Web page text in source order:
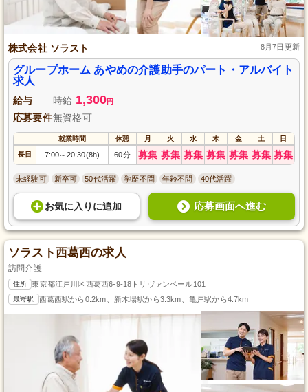
株式会社 ソラスト 8月7日更新
グループホーム あやめの介護助手のパート・アルバイト
求人
給与 時給 1,300円
応募要件無資格可
就業時間 休憩 月 火 水 木 金 土 日
長日 7:00～ 20:30(8h) 60分 募集 募集 募集 募集 募集 募集 募集
未経験可 新卒可 50代活躍 学歴不問 年齢不問 40代活躍
お気に入り に追加 応募画面へ進む
ソラスト西葛西の求人
訪問介護
住所 東京都江戸川区西葛西6-9-18トリヴァンベール101
最寄駅 西葛西駅から0.2km、新木場駅から3.3km、亀戸駅から4.7km